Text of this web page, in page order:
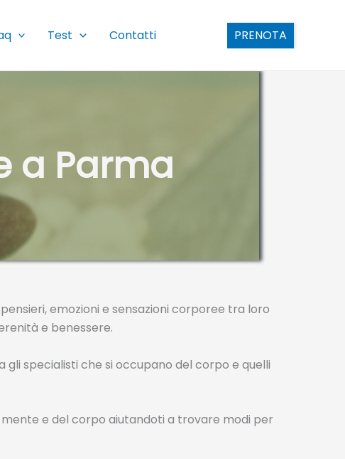
Test Contatti PRENOTA
a Parma
emozioni e sensazioni corporee tra loro
e benessere.
specialisti che si occupano del corpo e quelli
e del corpo aiutandoti a trovare modi per